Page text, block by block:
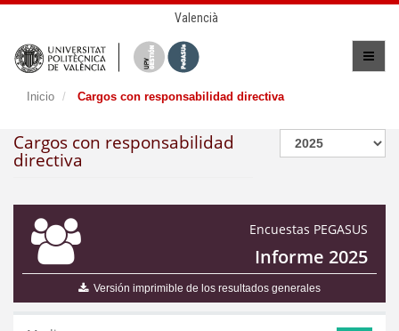
Valencià
Inicio Cargos con responsabilidad directiva
Cargos con responsabilidad
directiva
Encuestas PEGASUS
Informe 2025
Versión imprimible de los resultados generales